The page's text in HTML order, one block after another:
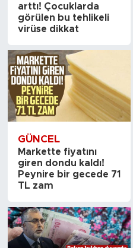
arttı! Çocuklarda
görülen bu tehlikeli
virüse dikkat
GÜNCEL
Markette fiyatını
giren dondu kaldı!
Peynire bir gecede 71
TL zam